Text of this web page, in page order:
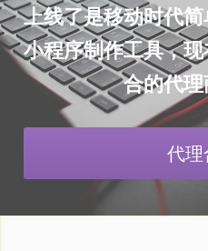
上线了是移动时代
小程序制作工具，
合的代
代